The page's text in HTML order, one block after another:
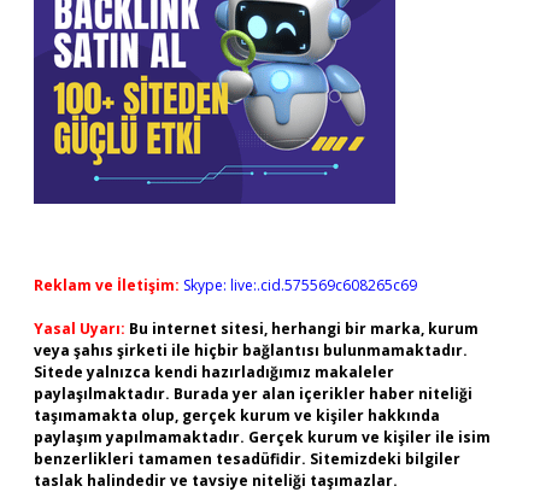
Reklam ve İletişim: Skype: live:.cid.575569c608265c69
Yasal Uyarı: Bu internet sitesi, herhangi bir marka, kurum
veya şahıs şirketi ile hiçbir bağlantısı bulunmamaktadır.
Sitede yalnızca kendi hazırladığımız makaleler
paylaşılmaktadır. Burada yer alan içerikler haber niteliği
taşımamakta olup, gerçek kurum ve kişiler hakkında
paylaşım yapılmamaktadır. Gerçek kurum ve kişiler ile isim
benzerlikleri tamamen tesadüfidir. Sitemizdeki bilgiler
taslak halindedir ve tavsiye niteliği taşımazlar.